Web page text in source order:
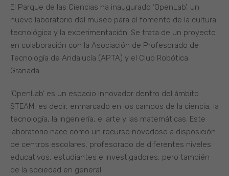
El Parque de las Ciencias ha inaugurado ‘OpenLab’, un
nuevo laboratorio del museo para el fomento de la cultura
tecnológica y la experimentación. Se trata de un proyecto
en colaboración con la Asociación de Profesorado de
Tecnología de Andalucía (APTA) y el Club Robótica
Granada.
‘OpenLab’ es un espacio innovador dentro del ámbito
STEAM, es decir, enmarcado en los campos de la ciencia, la
tecnología, la ingeniería, el arte y las matemáticas. Este
laboratorio nace como un recurso novedoso a disposición
de centros escolares, profesorado de diferentes niveles
educativos, estudiantes e investigadores, pero también
de la sociedad en general.